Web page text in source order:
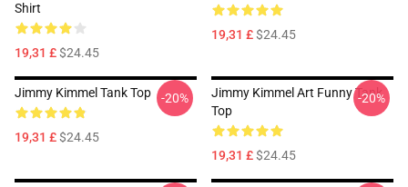
Shirt
19,31 £$24.45
19,31 £$24.45
Jimmy Kimmel Tank Top
19,31 £$24.45
-20%
Jimmy Kimmel Art Funny Tank
Top
19,31 £$24.45
-20%